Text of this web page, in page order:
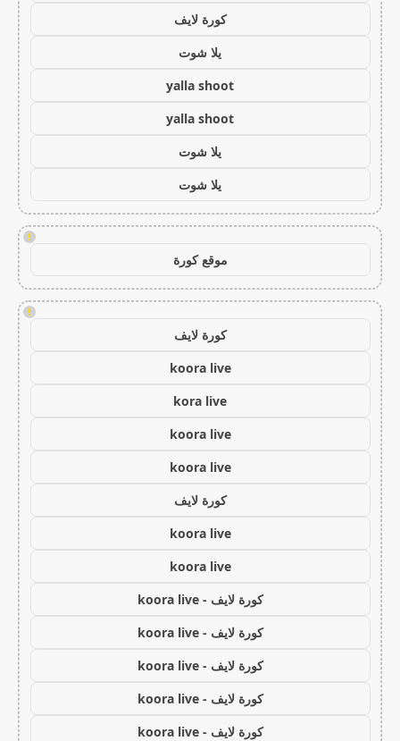
كورة لايف
يلا شوت
yalla shoot
yalla shoot
يلا شوت
يلا شوت
!
موقع كورة
!
كورة لايف
koora live
kora live
koora live
koora live
كورة لايف
koora live
koora live
كورة لايف - koora live
كورة لايف - koora live
كورة لايف - koora live
كورة لايف - koora live
كورة لايف - koora live